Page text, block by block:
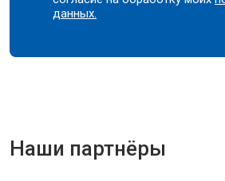
данных.
Наши партнёры